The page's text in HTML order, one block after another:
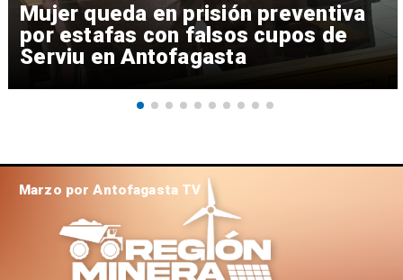
Mujer queda en prisión preventiva
por estafas con falsos cupos de
Serviu en Antofagasta
Marzo por Antofagasta TV